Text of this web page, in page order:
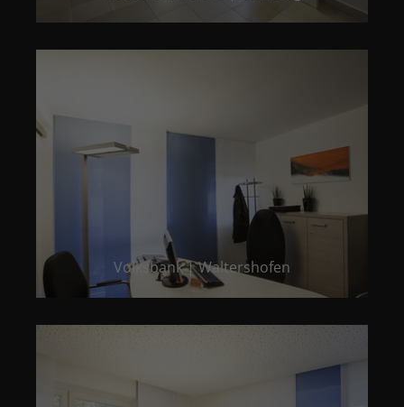
Volksbank | Waltershofen